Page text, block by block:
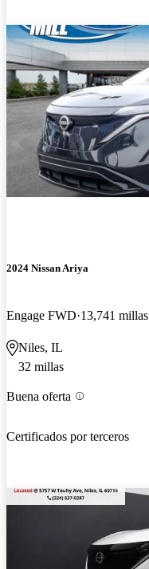
2024 Nissan Ariya
Engage FWD 13,741 millas
Niles, IL
32 millas
Buena oferta
Certificados por terceros